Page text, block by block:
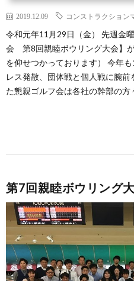
2019.12.09 コンストラクション
令和元年11月29日（金） 先週金
会 第8回親睦ボウリング大会】
を仰せつかっております） 今年
レス発散、団体戦と個人戦に腕
た懇親ゴルフ会は各社の幹部の方
第7回親睦ボウリング